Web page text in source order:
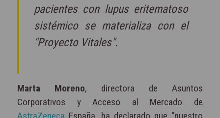
pacientes con lupus eritematoso
sistémico se materializa con el
"Proyecto Vitales".
Marta Moreno, directora de Asuntos
Corporativos y Acceso al Mercado de